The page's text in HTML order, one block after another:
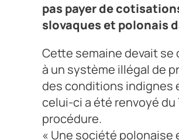
pas payer de
slovaques et polonais
Cette semaine devait se
à un système illégal de
des conditions indignes
celui-ci a été renvoyé du
procédure.
« Une société